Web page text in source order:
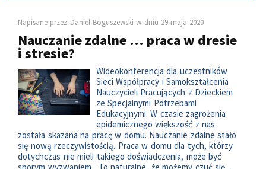
Napisane przez Daniel Boguszewskiw dniu 29 maja 2020
Nauczanie zdalne … praca w dresie
i stresie?
Wideokonferencja dla uczestników
Sieci Współpracy i Samokształcenia
Nauczycieli Pracujących z Dzieckiem
ze Specjalnymi Potrzebami
Edukacyjnymi. W czasie zagrożenia
epidemicznego większość z nas
została skazana na pracę w domu. Nauczanie zdalne stało
się nową rzeczywistością. Praca w domu dla tych, którzy
dotychczas nie mieli takiego doświadczenia, może być